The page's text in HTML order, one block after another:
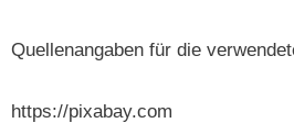
Quellenangaben für die
https://pixabay.com